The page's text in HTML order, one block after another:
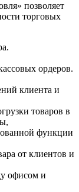
позволяет
торговых
ордеров.
клиента и
товаров в
функции
от клиентов и
офисом и